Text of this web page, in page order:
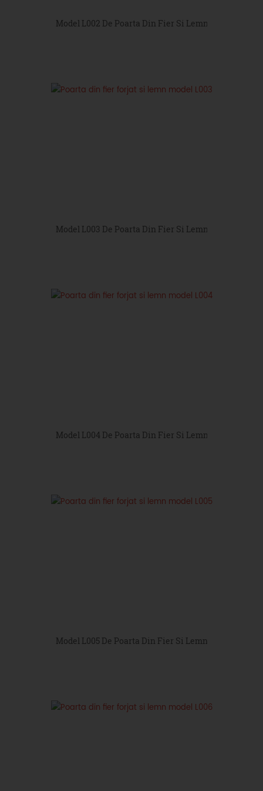
Model L002 De Poarta Din Fier Si Lemn
Model L003 De Poarta Din Fier Si Lemn
Model L004 De Poarta Din Fier Si Lemn
Model L005 De Poarta Din Fier Si Lemn